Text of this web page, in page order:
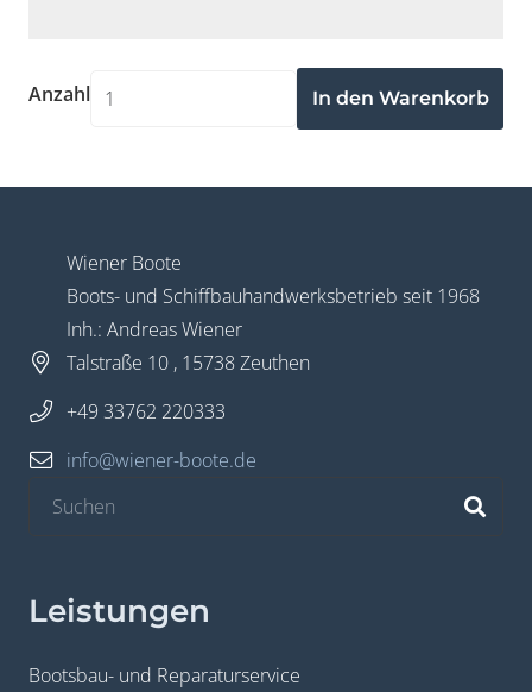
Anzahl
Wiener Boote
Boots- und Schiffbauhandwerksbetrieb seit 1968
Inh.: Andreas Wiener
Talstraße 10 , 15738 Zeuthen
+49 33762 220333
info@wiener-boote.de
Leistungen
Bootsbau- und Reparaturservice
Widerruf bestätigen